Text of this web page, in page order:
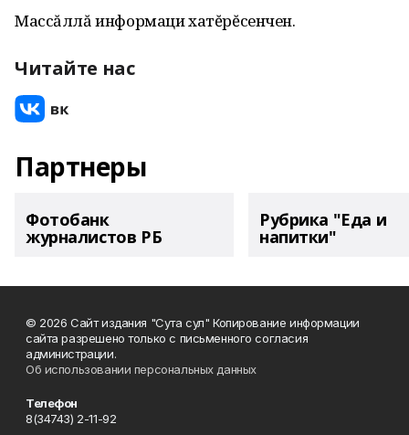
Массăллă информаци хатĕрĕсенчен.
Читайте нас
Партнеры
Фотобанк
журналистов РБ
Рубрика "Еда и
напитки"
© 2026 Сайт издания "Сута сул" Копирование информации
сайта разрешено только с письменного согласия
администрации.
Об использовании персональных данных
Телефон
8(34743) 2-11-92